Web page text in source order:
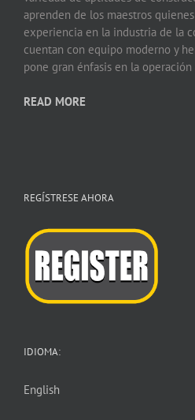
aprenden de los maestros
experiencia en la industria de la
cuentan con equipo moderno y
pone gran énfasis en la operación
READ MORE
REGÍSTRESE AHORA
IDIOMA:
English